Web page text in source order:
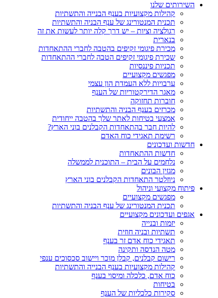
השירותים שלנו
קהילות מקצועיות בענף הבנייה והתשתיות
תכנית המנטורינג של ענף הבניה והתשתיות
רגולציה וציות – יש דרך קלה יותר לעשות את זה
בנארית
מכירת פיגומי זקיפים בהטבה לחברי ההתאחדות
שכירת פיגומי זקיפים הטבה לחברי ההתאחדות
תכניות פיננסיות
מפגשים מקצועיים
ערבויות ללא העמדת הון עצמי
מאגר הדירקטוריות של הענף
חוברות תחזוקה
מכרזים בענף הבניה והתשתיות
אמצעי בטיחות לאתר שלך בהטבה ייחודית
להיות חבר בהתאחדות הקבלנים בוני הארץ?
רשימת תאגידי כוח האדם
חדשות ועדכונים
חדשות ההתאחדות
נלחמים על הבית – התוכנית לממשלה
מגזין הבונים
ניוזלטר התאחדות הקבלנים בוני הארץ
פיתוח מקצועי וניהול
מפגשים מקצועיים
תכנית המנטורינג של ענף הבניה והתשתיות
אגפים ועדכונים מקצועיים
יזמות ובנייה
תשתיות ובניה חוזית
תאגידי כוח אדם זר בענף
מטה הנדסה ותקינה
רישום קבלנים, קבלן מוכר ויישוב סכסוכים ענפי
קהילות מקצועיות בענף הבנייה והתשתיות
כוח אדם, כלכלה ומיסוי בענף
בטיחות
סקירות כלכליות של הענף